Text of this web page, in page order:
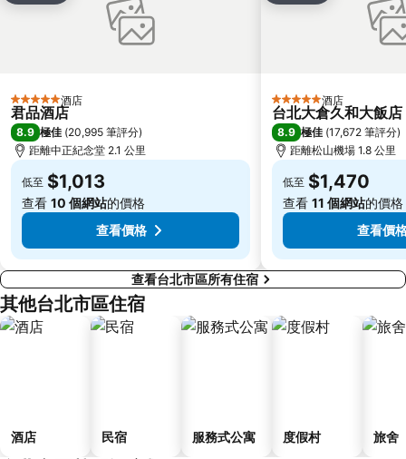
萬華區
淡水老街
基隆廟口夜市
捷運民權西路站
行天宮
頂溪捷運站
永康街
大直美麗華
台北橋捷運站
5 星級 酒店
君品酒店
8.9 極佳 (20,995 筆評分)
距離中正紀念堂 2.1 公里
低至 $1,013
查看 10 個網站的價格
查看價格
5 星級 酒店
台北大倉久和大飯店
8.9 極佳 (17,672 筆評分)
距離松山機場 1.8 公里
低至 $1,470
查看 11 個網站的價格
查看價
查看台北市區所有住宿
其他台北市區住宿
酒店 民宿 服務式公寓 度假村 旅舍